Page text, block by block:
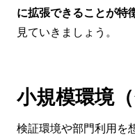
に拡張できることが特
見ていきましょう。
小規模環境
検証環境や部門利用を